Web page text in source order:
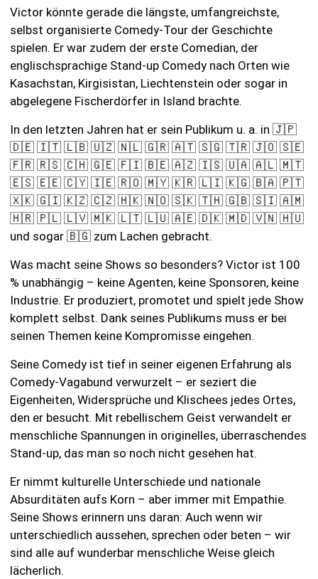
Victor könnte gerade die längste, umfangreichste,
selbst organisierte Comedy-Tour der Geschichte
spielen. Er war zudem der erste Comedian, der
englischsprachige Stand-up Comedy nach Orten wie
Kasachstan, Kirgisistan, Liechtenstein oder sogar in
abgelegene Fischerdörfer in Island brachte.
In den letzten Jahren hat er sein Publikum u. a. in 🇯🇵
🇩🇪 🇮🇹 🇱🇧 🇺🇿 🇳🇱 🇬🇷 🇦🇹 🇸🇬 🇹🇷 🇯🇴 🇸🇪
🇫🇷 🇷🇸 🇨🇭 🇬🇪 🇫🇮 🇧🇪 🇦🇿 🇮🇸 🇺🇦 🇦🇱 🇲🇹
🇪🇸 🇪🇪 🇨🇾 🇮🇪 🇷🇴 🇲🇾 🇰🇷 🇱🇮 🇰🇬 🇧🇦 🇵🇹
🇽🇰 🇬🇮 🇰🇿 🇨🇿 🇭🇰 🇳🇴 🇸🇰 🇹🇭 🇬🇧 🇸🇮 🇦🇲
🇭🇷 🇵🇱 🇱🇻 🇲🇰 🇱🇹 🇱🇺 🇦🇪 🇩🇰 🇲🇩 🇻🇳 🇭🇺
und sogar 🇧🇬 zum Lachen gebracht.
Was macht seine Shows so besonders? Victor ist 100
% unabhängig – keine Agenten, keine Sponsoren, keine
Industrie. Er produziert, promotet und spielt jede Show
komplett selbst. Dank seines Publikums muss er bei
seinen Themen keine Kompromisse eingehen.
Seine Comedy ist tief in seiner eigenen Erfahrung als
Comedy-Vagabund verwurzelt – er seziert die
Eigenheiten, Widersprüche und Klischees jedes Ortes,
den er besucht. Mit rebellischem Geist verwandelt er
menschliche Spannungen in originelles, überraschendes
Stand-up, das man so noch nicht gesehen hat.
Er nimmt kulturelle Unterschiede und nationale
Absurditäten aufs Korn – aber immer mit Empathie.
Seine Shows erinnern uns daran: Auch wenn wir
unterschiedlich aussehen, sprechen oder beten – wir
sind alle auf wunderbar menschliche Weise gleich
lächerlich.